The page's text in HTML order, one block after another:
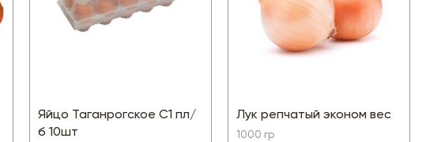
Яйцо Таганрогское С1 пл/
б 10шт
Лук репчатый эконом вес
1000 гр